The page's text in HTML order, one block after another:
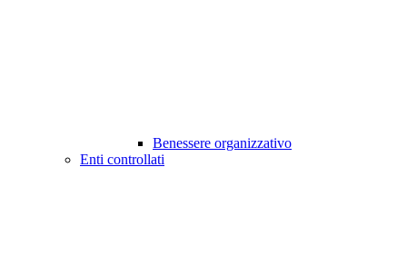
Benessere organizzativo
Enti controllati